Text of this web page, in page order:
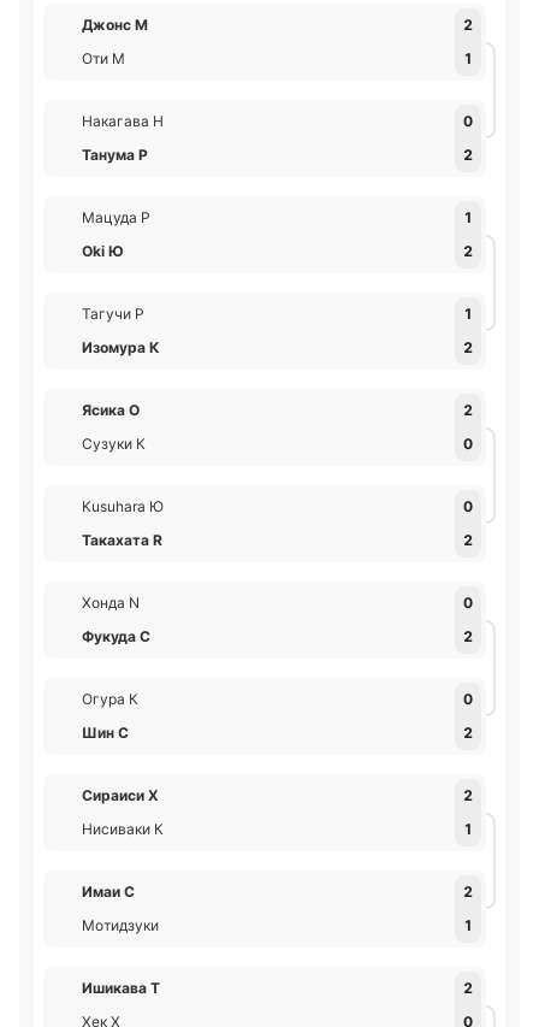
Джонс М
2
Оти М
1
Накагава Н
0
Танума Р
2
Мацуда Р
1
Oki Ю
2
Тагучи Р
1
Изомура К
2
Ясика О
2
Сузуки К
0
Kusuhara Ю
0
Такахата R
2
Хонда N
0
Фукуда С
2
Огура К
0
Шин С
2
Сираиси Х
2
Нисиваки К
1
Имаи С
2
Мотидзуки
1
Ишикава Т
2
Хек Х
0